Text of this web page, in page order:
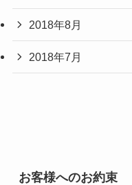
2018年8月
2018年7月
お客様へのお約束